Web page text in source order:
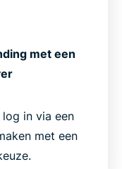
met een
in via een
met een